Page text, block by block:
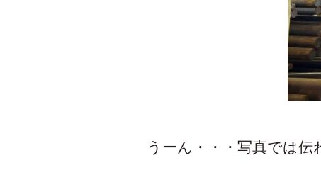
うーん・・・写真では